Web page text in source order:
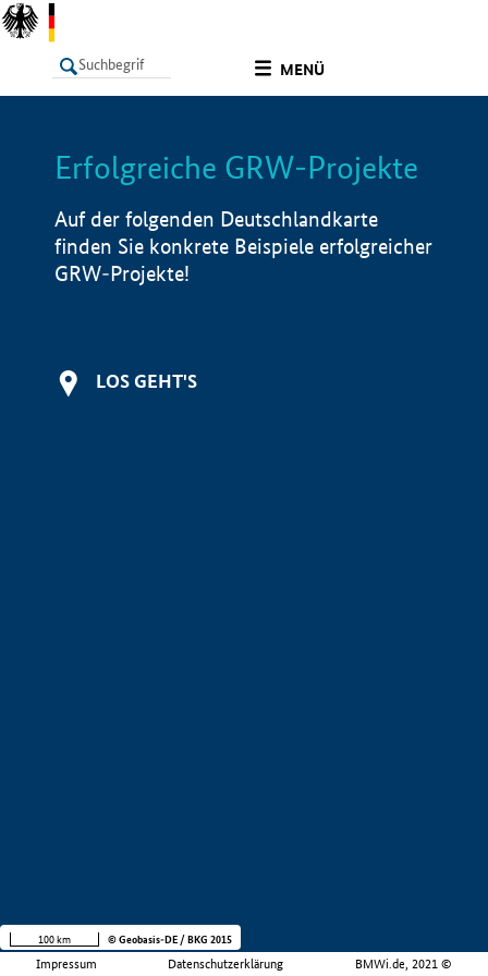
MENÜ
LISTE Info
Erfolgreiche GRW-Projekte
Auf der folgenden Deutschlandkarte
finden Sie konkrete Beispiele erfolgreicher
GRW-Projekte!
LOS GEHT'S
Impressum Datenschutzerklärung BMWi.de, 2021 ©
100 km © Geobasis-DE / BKG 2015